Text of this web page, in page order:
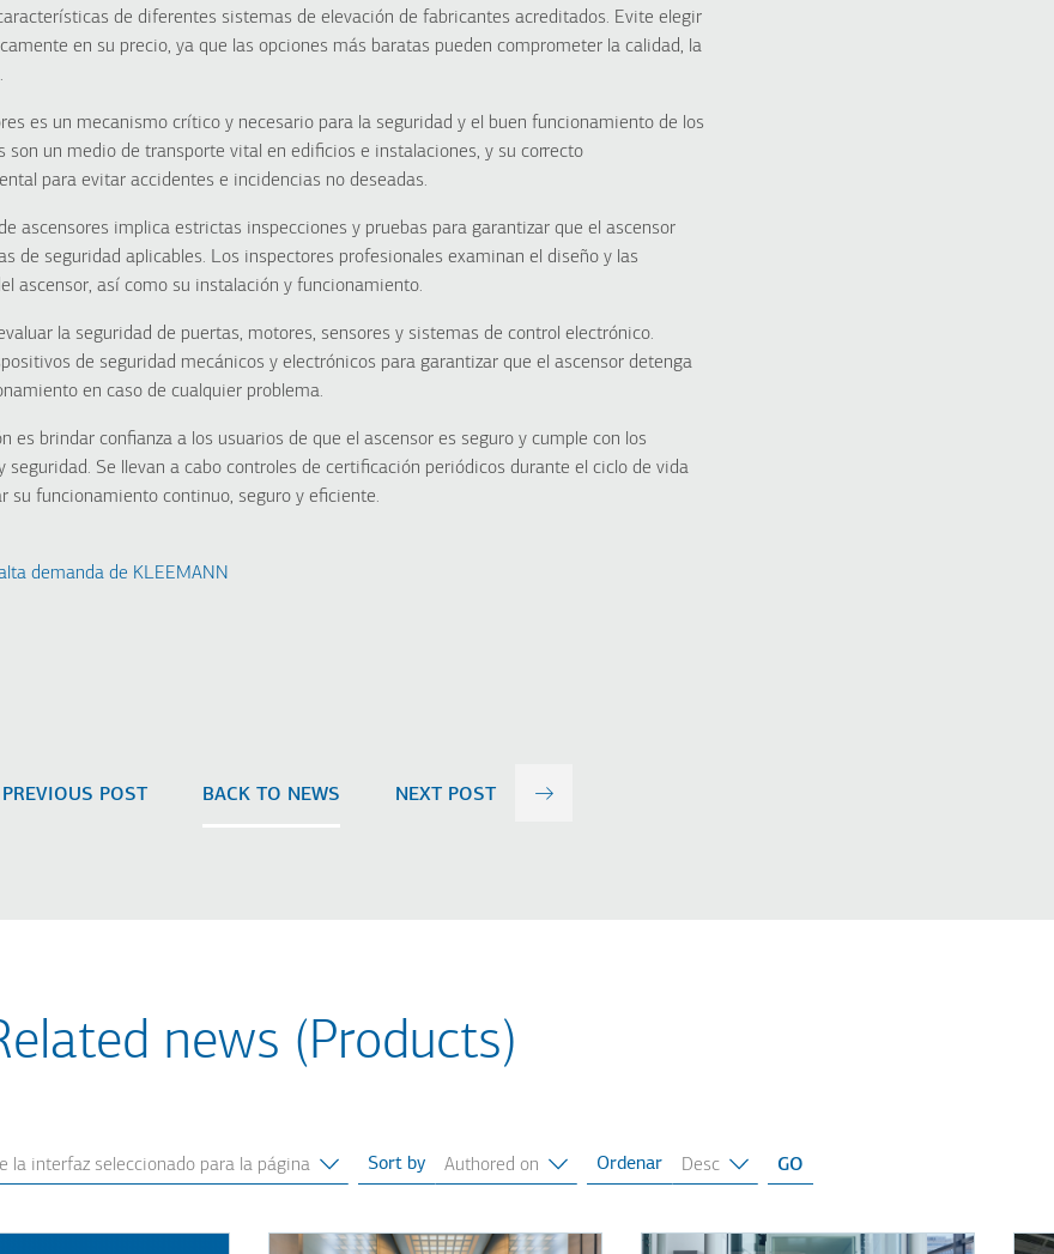
de diferentes sistemas de elevación de fabricantes acreditados. Evite elegir
en su precio, ya que las opciones más baratas pueden comprometer la calidad, la
es un mecanismo crítico y necesario para la seguridad y el buen funcionamiento de los
son un medio de transporte vital en edificios e instalaciones, y su correcto
para evitar accidentes e incidencias no deseadas.
ascensores implica estrictas inspecciones y pruebas para garantizar que el ascensor
de seguridad aplicables. Los inspectores profesionales examinan el diseño y las
ascensor, así como su instalación y funcionamiento.
la seguridad de puertas, motores, sensores y sistemas de control electrónico.
de seguridad mecánicos y electrónicos para garantizar que el ascensor detenga
en caso de cualquier problema.
es brindar confianza a los usuarios de que el ascensor es seguro y cumple con los
seguridad. Se llevan a cabo controles de certificación periódicos durante el ciclo de vida
su funcionamiento continuo, seguro y eficiente.
demanda de KLEEMANN
PREVIOUS POST BACK TO NEWS NEXT POST
news (Products)
Sort by Ordenar